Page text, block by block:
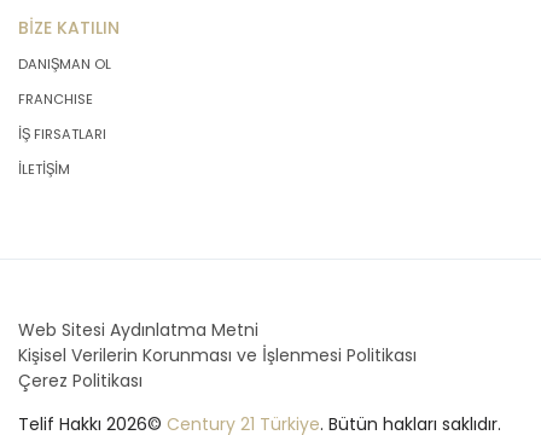
BİZE KATILIN
DANIŞMAN OL
FRANCHISE
İŞ FIRSATLARI
İLETİŞİM
Web Sitesi Aydınlatma Metni
Kişisel Verilerin Korunması ve İşlenmesi Politikası
Çerez Politikası
Telif Hakkı 2026© Century 21 Türkiye. Bütün hakları saklıdır.